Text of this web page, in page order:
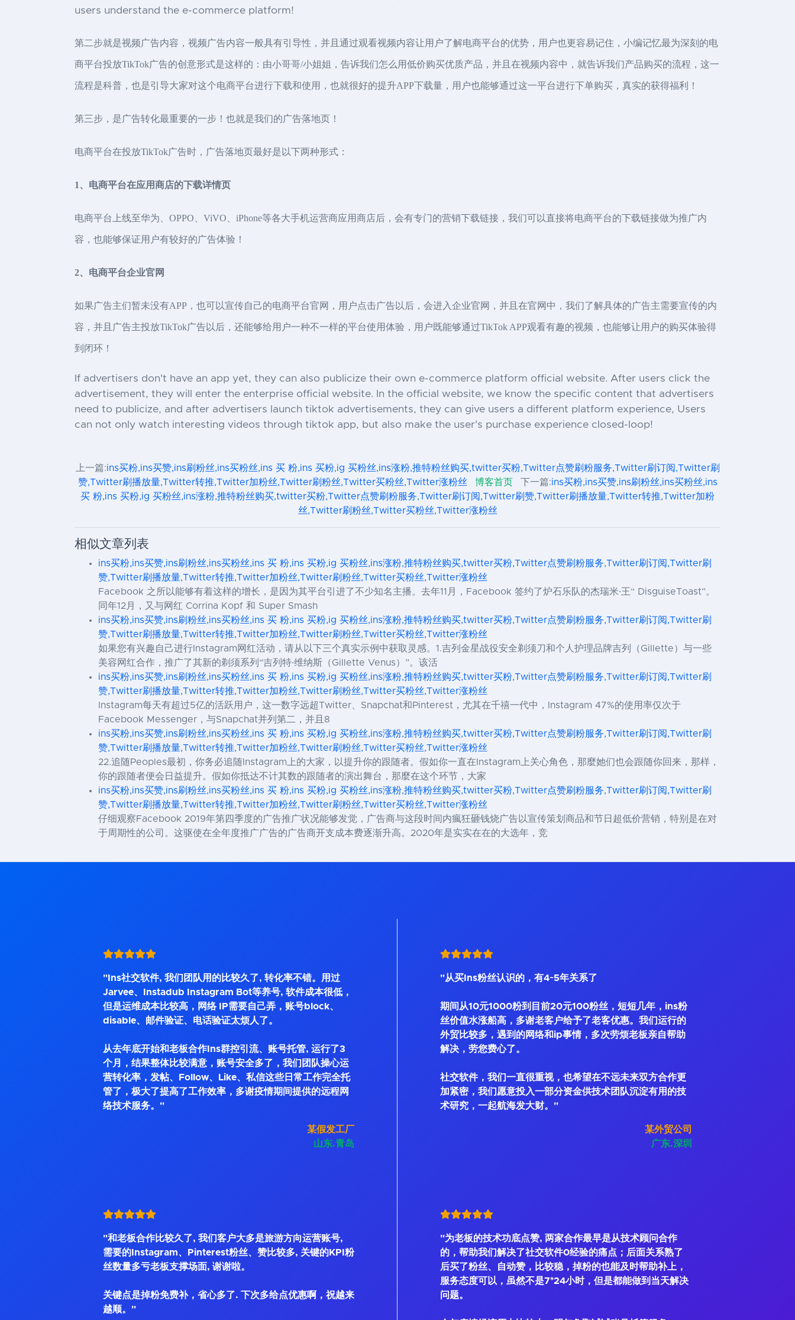
users understand the e-commerce platform!
第二步就是视频广告内容，视频广告内容一般具有引导性，并且通过观看视频内容让用户了解电商平台的优势，用户也更容易记住，小编记忆最为深刻的电
商平台投放TikTok广告的创意形式是这样的：由小哥哥/小姐姐，告诉我们怎么用低价购买优质产品，并且在视频内容中，就告诉我们产品购买的流程，这一
流程是科普，也是引导大家对这个电商平台进行下载和使用，也就很好的提升APP下载量，用户也能够通过这一平台进行下单购买，真实的获得福利！
第三步，是广告转化最重要的一步！也就是我们的广告落地页！
电商平台在投放TikTok广告时，广告落地页最好是以下两种形式：
1、电商平台在应用商店的下载详情页
电商平台上线至华为、OPPO、ViVO、iPhone等各大手机运营商应用商店后，会有专门的营销下载链接，我们可以直接将电商平台的下载链接做为推广内
容，也能够保证用户有较好的广告体验！
2、电商平台企业官网
如果广告主们暂未没有APP，也可以宣传自己的电商平台官网，用户点击广告以后，会进入企业官网，并且在官网中，我们了解具体的广告主需要宣传的内
容，并且广告主投放TikTok广告以后，还能够给用户一种不一样的平台使用体验，用户既能够通过TikTok APP观看有趣的视频，也能够让用户的购买体验得
到闭环！
If advertisers don't have an app yet, they can also publicize their own e-commerce platform official website. After users click the
advertisement, they will enter the enterprise official website. In the official website, we know the specific content that advertisers
need to publicize, and after advertisers launch tiktok advertisements, they can give users a different platform experience, Users
can not only watch interesting videos through tiktok app, but also make the user's purchase experience closed-loop!
上一篇:ins买粉,ins买赞,ins刷粉丝,ins买粉丝,ins 买 粉,ins 买粉,ig 买粉丝,ins涨粉,推特粉丝购买,twitter买粉,Twitter点赞刷粉服务,Twitter刷订阅,Twitter刷
赞,Twitter刷播放量,Twitter转推,Twitter加粉丝,Twitter刷粉丝,Twitter买粉丝,Twitter涨粉丝
博客首页 下一篇:ins买粉,ins买赞,ins刷粉丝,ins买粉丝,ins
买 粉,ins 买粉,ig 买粉丝,ins涨粉,推特粉丝购买,twitter买粉,Twitter点赞刷粉服务,Twitter刷订阅,Twitter刷赞,Twitter刷播放量,Twitter转推,Twitter加粉
丝,Twitter刷粉丝,Twitter买粉丝,Twitter涨粉丝
相似文章列表
ins买粉,ins买赞,ins刷粉丝,ins买粉丝,ins 买 粉,ins 买粉,ig 买粉丝,ins涨粉,推特粉丝购买,twitter买粉,Twitter点赞刷粉服务,Twitter刷订阅,Twitter刷
赞,Twitter刷播放量,Twitter转推,Twitter加粉丝,Twitter刷粉丝,Twitter买粉丝,Twitter涨粉丝
Facebook 之所以能够有着这样的增长，是因为其平台引进了不少知名主播。去年11月，Facebook 签约了炉石乐队的杰瑞米·王“ DisguiseToast”。
同年12月，又与网红 Corrina Kopf 和 Super Smash
ins买粉,ins买赞,ins刷粉丝,ins买粉丝,ins 买 粉,ins 买粉,ig 买粉丝,ins涨粉,推特粉丝购买,twitter买粉,Twitter点赞刷粉服务,Twitter刷订阅,Twitter刷
赞,Twitter刷播放量,Twitter转推,Twitter加粉丝,Twitter刷粉丝,Twitter买粉丝,Twitter涨粉丝
如果您有兴趣自己进行Instagram网红活动，请从以下三个真实示例中获取灵感。1.吉列金星战役安全剃须刀和个人护理品牌吉列（Gillette）与一些
美容网红合作，推广了其新的剃须系列“吉列特·维纳斯（Gillette Venus）”。该活
ins买粉,ins买赞,ins刷粉丝,ins买粉丝,ins 买 粉,ins 买粉,ig 买粉丝,ins涨粉,推特粉丝购买,twitter买粉,Twitter点赞刷粉服务,Twitter刷订阅,Twitter刷
赞,Twitter刷播放量,Twitter转推,Twitter加粉丝,Twitter刷粉丝,Twitter买粉丝,Twitter涨粉丝
Instagram每天有超过5亿的活跃用户，这一数字远超Twitter、Snapchat和Pinterest，尤其在千禧一代中，Instagram 47%的使用率仅次于
Facebook Messenger，与Snapchat并列第二，并且8
ins买粉,ins买赞,ins刷粉丝,ins买粉丝,ins 买 粉,ins 买粉,ig 买粉丝,ins涨粉,推特粉丝购买,twitter买粉,Twitter点赞刷粉服务,Twitter刷订阅,Twitter刷
赞,Twitter刷播放量,Twitter转推,Twitter加粉丝,Twitter刷粉丝,Twitter买粉丝,Twitter涨粉丝
22.追随Peoples最初，你务必追随Instagram上的大家，以提升你的跟随者。假如你一直在Instagram上关心角色，那麼她们也会跟随你回来，那样，
你的跟随者便会日益提升。假如你抵达不计其数的跟随者的演出舞台，那麼在这个环节，大家
ins买粉,ins买赞,ins刷粉丝,ins买粉丝,ins 买 粉,ins 买粉,ig 买粉丝,ins涨粉,推特粉丝购买,twitter买粉,Twitter点赞刷粉服务,Twitter刷订阅,Twitter刷
赞,Twitter刷播放量,Twitter转推,Twitter加粉丝,Twitter刷粉丝,Twitter买粉丝,Twitter涨粉丝
仔细观察Facebook 2019年第四季度的广告推广状况能够发觉，广告商与这段时间内瘋狂砸钱烧广告以宣传策划商品和节日超低价营销，特别是在对
于周期性的公司。这驱使在全年度推广广告的广告商开支成本费逐渐升高。2020年是实实在在的大选年，竞
"Ins社交软件, 我们团队用的比较久了, 转化率不错。用过
Jarvee、Instadub Instagram Bot等养号, 软件成本很低，
但是运维成本比较高，网络 IP需要自己弄，账号block、
disable、邮件验证、电话验证太烦人了。
从去年底开始和老板合作Ins群控引流、账号托管, 运行了3
个月，结果整体比较满意，账号安全多了，我们团队操心运
营转化率，发帖、Follow、Like、私信这些日常工作完全托
管了，极大了提高了工作效率，多谢疫情期间提供的远程网
络技术服务。"
某假发工厂
山东.青岛
"从买Ins粉丝认识的，有4~5年关系了
期间从10元1000粉到目前20元100粉丝，短短几年，ins粉
丝价值水涨船高，多谢老客户给予了老客优惠。我们运行的
外贸比较多，遇到的网络和ip事情，多次劳烦老板亲自帮助
解决，劳您费心了。
社交软件，我们一直很重视，也希望在不远未来双方合作更
加紧密，我们愿意投入一部分资金供技术团队沉淀有用的技
术研究，一起航海发大财。"
某外贸公司
广东.深圳
"和老板合作比较久了, 我们客户大多是旅游方向运营账号,
需要的Instagram、Pinterest粉丝、赞比较多, 关键的KPI粉
丝数量多亏老板支撑场面, 谢谢啦。
关键点是掉粉免费补，省心多了. 下次多给点优惠啊，祝越来
越顺。"
"为老板的技术功底点赞, 两家合作最早是从技术顾问合作
的，帮助我们解决了社交软件0经验的痛点；后面关系熟了
后买了粉丝、自动赞，比较稳，掉粉的也能及时帮助补上，
服务态度可以，虽然不是7*24小时，但是都能做到当天解决
问题。